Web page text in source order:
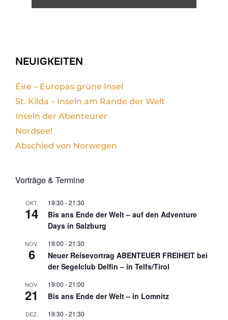
NEUIGKEITEN
Éire – Europas grüne Insel
St. Kilda – Inseln am Rande der Welt
Inseln der Abenteurer
Nordsee!
Abschied von Norwegen
Vorträge & Termine
OKT.
14
19:30 -21:30
Bis ans Ende der Welt – auf den Adventure
Days in Salzburg
NOV.
6
19:00 -21:30
Neuer Reisevortrag ABENTEUER FREIHEIT bei
der Segelclub Delfin – in Telfs/Tirol
NOV.
21
19:00 -21:00
Bis ans Ende der Welt – in Lomnitz
DEZ. 19:30 -21:30